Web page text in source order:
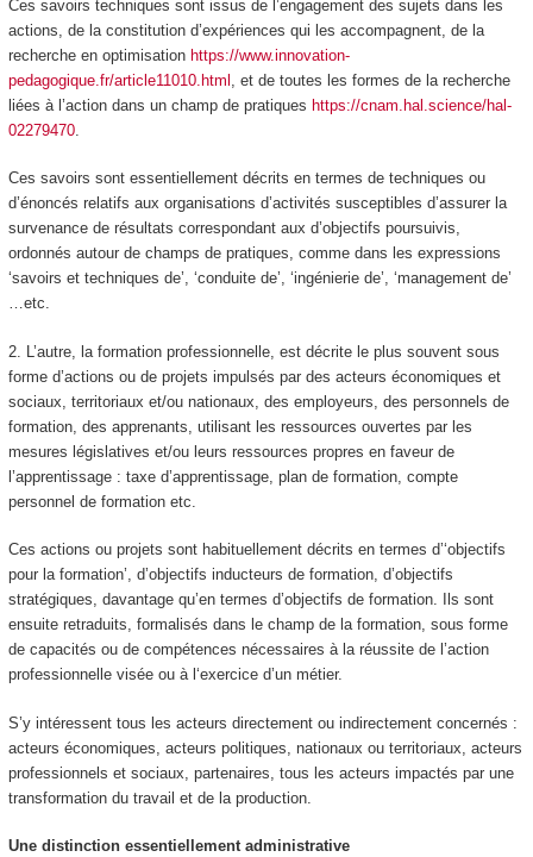
Ces savoirs techniques sont issus de l’engagement des sujets dans les
actions, de la constitution d’expériences qui les accompagnent, de la
recherche en optimisation https://www.innovation-
pedagogique.fr/article11010.html , et de toutes les formes de la recherche
liées à l’action dans un champ de pratiques https://cnam.hal.science/hal-
02279470.
Ces savoirs sont essentiellement décrits en termes de techniques ou
d’énoncés relatifs aux organisations d’activités susceptibles d’assurer la
survenance de résultats correspondant aux d’objectifs poursuivis,
ordonnés autour de champs de pratiques, comme dans les expressions
‘savoirs et techniques de’, ‘conduite de’, ‘ingénierie de’, ‘management de’
…etc.
2. L’autre, la formation professionnelle, est décrite le plus souvent sous
forme d’actions ou de projets impulsés par des acteurs économiques et
sociaux, territoriaux et/ou nationaux, des employeurs, des personnels de
formation, des apprenants, utilisant les ressources ouvertes par les
mesures législatives et/ou leurs ressources propres en faveur de
l’apprentissage : taxe d’apprentissage, plan de formation, compte
personnel de formation etc.
Ces actions ou projets sont habituellement décrits en termes d’‘objectifs
pour la formation’, d’objectifs inducteurs de formation, d’objectifs
stratégiques, davantage qu’en termes d’objectifs de formation. Ils sont
ensuite retraduits, formalisés dans le champ de la formation, sous forme
de capacités ou de compétences nécessaires à la réussite de l’action
professionnelle visée ou à l‘exercice d’un métier.
S’y intéressent tous les acteurs directement ou indirectement concernés :
acteurs économiques, acteurs politiques, nationaux ou territoriaux, acteurs
professionnels et sociaux, partenaires, tous les acteurs impactés par une
transformation du travail et de la production.
Une distinction essentiellement administrative